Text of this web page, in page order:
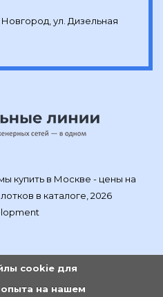
ул. Дизельная
купить в Москве - цены на
в каталоге, 2026
cookie для
на нашем